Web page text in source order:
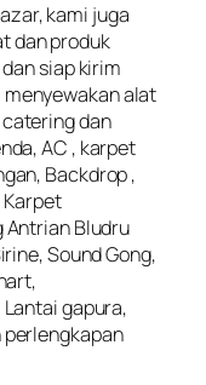
kami juga
dan produk
siap kirim
alat
dan
AC , karpet
Backdrop ,
Karpet
Antrian Bludru
Sound Gong,
gapura,
perlengkapan